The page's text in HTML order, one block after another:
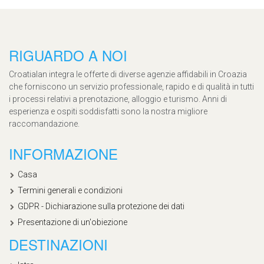
RIGUARDO A NOI
Croatialan integra le offerte di diverse agenzie affidabili in Croazia
che forniscono un servizio professionale, rapido e di qualità in tutti
i processi relativi a prenotazione, alloggio e turismo. Anni di
esperienza e ospiti soddisfatti sono la nostra migliore
raccomandazione.
INFORMAZIONE
Casa
Termini generali e condizioni
GDPR - Dichiarazione sulla protezione dei dati
Presentazione di un'obiezione
DESTINAZIONI